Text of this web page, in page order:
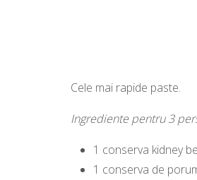
Cele mai rapide paste.
Ingrediente pentru 3
1 conserva kidney
1 conserva de